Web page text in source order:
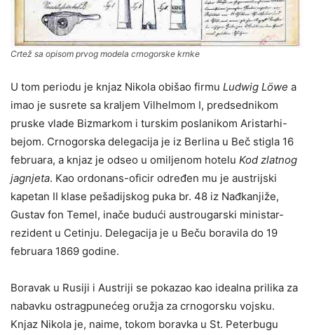
Crtež sa opisom prvog modela crnogorske krnke
U tom periodu je knjaz Nikola obišao firmu Ludwig Löwe a
imao je susrete sa kraljem Vilhelmom I, predsednikom
pruske vlade Bizmarkom i turskim poslanikom Aristarhi-
bejom. Crnogorska delegacija je iz Berlina u Beč stigla 16
februara, a knjaz je odseo u omiljenom hotelu Kod zlatnog
jagnjeta. Kao ordonans-oficir određen mu je austrijski
kapetan II klase pešadijskog puka br. 48 iz Nađkanjiže,
Gustav fon Temel, inače budući austrougarski ministar-
rezident u Cetinju. Delegacija je u Beču boravila do 19
februara 1869 godine.
Boravak u Rusiji i Austriji se pokazao kao idealna prilika za
nabavku ostragpunećeg oružja za crnogorsku vojsku.
Knjaz Nikola je, naime, tokom boravka u St. Peterbugu